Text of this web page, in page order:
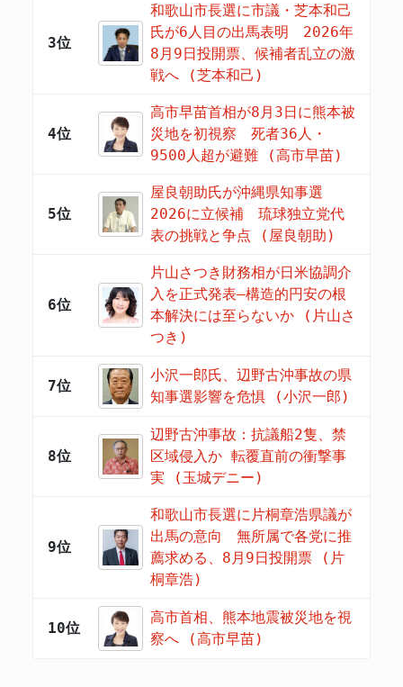
3位
和歌山市長選に市議・芝本和己
氏が6人目の出馬表明 2026年
8月9日投開票、候補者乱立の激
戦へ (芝本和己)
4位
高市早苗首相が8月3日に熊本被
災地を初視察 死者36人・
9500人超が避難 (高市早苗)
5位
屋良朝助氏が沖縄県知事選
2026に立候補 琉球独立党代
表の挑戦と争点 (屋良朝助)
6位
片山さつき財務相が日米協調介
入を正式発表―構造的円安の根
本解決には至らないか (片山さ
つき)
7位
小沢一郎氏、辺野古沖事故の県
知事選影響を危惧 (小沢一郎)
8位
辺野古沖事故：抗議船2隻、禁
区域侵入か 転覆直前の衝撃事
実 (玉城デニー)
9位
和歌山市長選に片桐章浩県議が
出馬の意向 無所属で各党に推
薦求める、8月9日投開票 (片
桐章浩)
10位
高市首相、熊本地震被災地を視
察へ (高市早苗)